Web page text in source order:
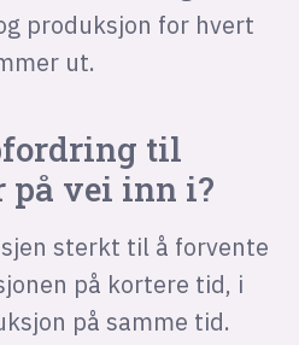
produksjon for hvert
ut.
til
på vei inn i?
sterkt til å forvente
på kortere tid, i
på samme tid.